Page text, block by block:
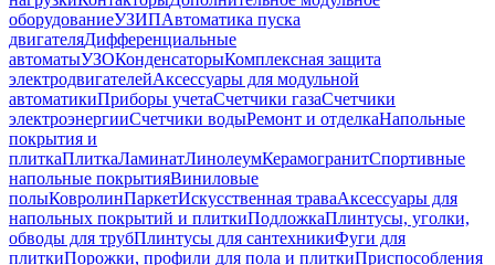
оборудованиеУЗИПАвтоматика пуска
двигателяДифференциальные
автоматыУЗОКонденсаторыКомплексная защита
электродвигателейАксессуары для модульной
автоматикиПриборы учетаСчетчики газаСчетчики
электроэнергииСчетчики водыРемонт и отделкаНапольные
покрытия и
плиткаПлиткаЛаминатЛинолеумКерамогранитСпортивные
напольные покрытияВиниловые
полыКовролинПаркетИскусственная траваАксессуары для
напольных покрытий и плиткиПодложкаПлинтусы, уголки,
обводы для трубПлинтусы для сантехникиФуги для
плиткиПорожки, профили для пола и плиткиПриспособления